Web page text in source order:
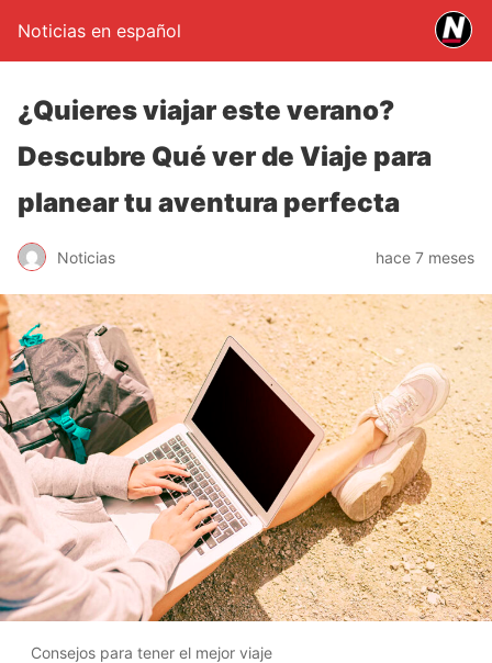
Noticias en español
¿Quieres viajar este verano?
Descubre Qué ver de Viaje para
planear tu aventura perfecta
Noticias hace 7 meses
Consejos para tener el mejor viaje